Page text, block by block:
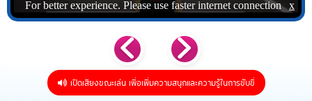
เปิดเสียงขณะเล่น เพื่อเพิ่มความสนุกและความรู้ในการขับขี่